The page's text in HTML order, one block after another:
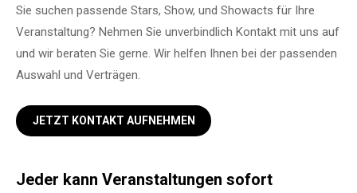
Sie suchen passende Stars, Show, und Showacts für Ihre
Veranstaltung? Nehmen Sie unverbindlich Kontakt mit uns auf
und wir beraten Sie gerne. Wir helfen Ihnen bei der passenden
Auswahl und Verträgen.
JETZT KONTAKT AUFNEHMEN
Jeder kann Veranstaltungen sofort